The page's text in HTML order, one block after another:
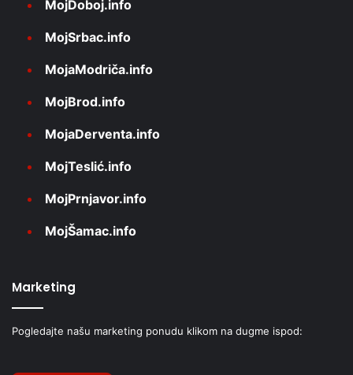
MojDoboj.info
MojSrbac.info
MojaModriča.info
MojBrod.info
MojaDerventa.info
MojTeslić.info
MojPrnjavor.info
MojŠamac.info
Marketing
Pogledajte našu marketing ponudu klikom na dugme ispod: